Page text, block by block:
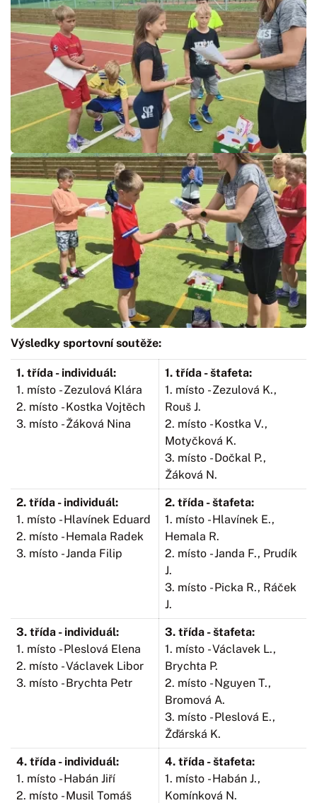
Výsledky sportovní soutěže:
1. třída - individuál:
1. místo - Zezulová Klára
2. místo - Kostka Vojtěch
3. místo - Žáková Nina
1. třída - štafeta:
1. místo - Zezulová K.,
Rouš J.
2. místo - Kostka V.,
Motyčková K.
3. místo - Dočkal P.,
Žáková N.
2. třída - individuál:
1. místo - Hlavínek Eduard
2. místo - Hemala Radek
3. místo - Janda Filip
2. třída - štafeta:
1. místo - Hlavínek E.,
Hemala R.
2. místo - Janda F., Prudík
J.
3. místo - Picka R., Ráček
J.
3. třída - individuál:
1. místo - Pleslová Elena
2. místo - Václavek Libor
3. místo - Brychta Petr
3. třída - štafeta:
1. místo - Václavek L.,
Brychta P.
2. místo - Nguyen T.,
Bromová A.
3. místo - Pleslová E.,
Žďárská K.
4. třída - individuál:
1. místo - Habán Jiří
2. místo - Musil Tomáš
4. třída - štafeta:
1. místo - Habán J.,
Komínková N.